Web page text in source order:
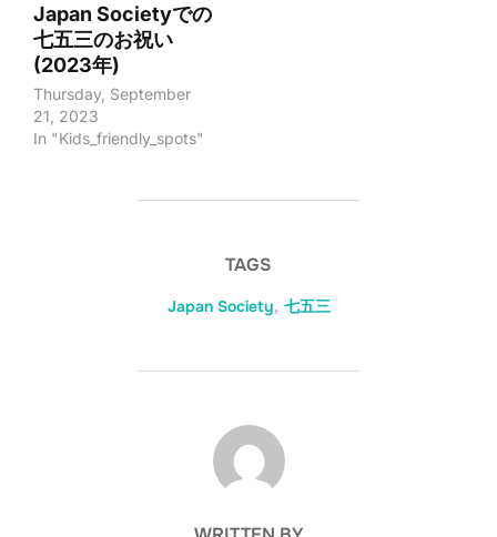
Japan Societyでの
七五三のお祝い
(2023年)
Thursday, September
21, 2023
In "Kids_friendly_spots"
TAGS
Japan Society, 七五三
POST AUTHOR